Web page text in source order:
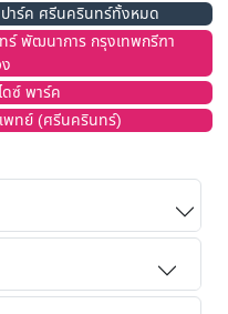
าร์ค ศรีนครินทร์ทั้งหมด
ร์ พัฒนาการ กรุงเทพกรีฑา
ดซ์ พาร์ค
พทย์ (ศรีนครินทร์)